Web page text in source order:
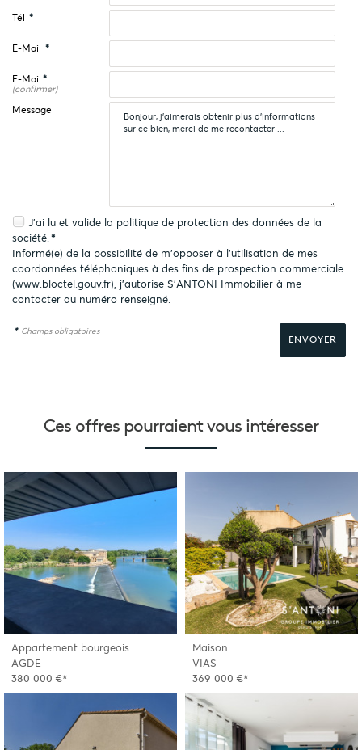
Tél *
E-Mail *
E-Mail *
(confirmer)
Message
J'ai lu et valide la politique de protection des données de la
société.*
Informé(e) de la possibilité de m'opposer à l'utilisation de mes
coordonnées téléphoniques à des fins de prospection commerciale
(www.bloctel.gouv.fr), j'autorise S'ANTONI Immobilier à me
contacter au numéro renseigné.
* Champs obligatoires
Ces offres pourraientvous intéresser
Appartement bourgeois
AGDE
380 000 €*
Maison
VIAS
369 000 €*